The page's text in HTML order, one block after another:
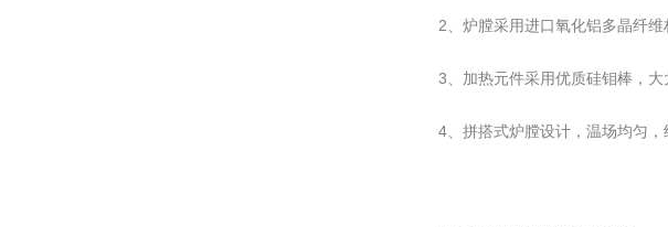
2、炉膛采用进口氧化铝多晶纤
3、加热元件采用优质硅钼棒，大
4、拼搭式炉膛设计，温场均匀